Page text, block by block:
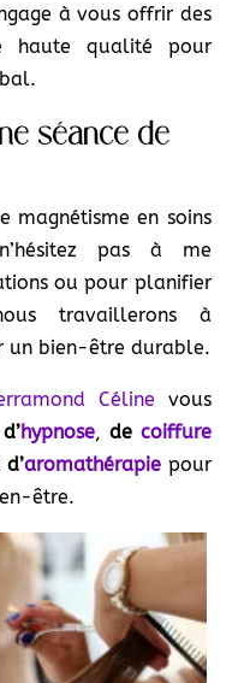
à vous offrir des
haute qualité pour
séance de
magnétisme en soins
pas à me
ou pour planifier
travaillerons à
un bien-être durable.
Céline vous
d’hypnose, de coiffure
d’aromathérapie pour
être.